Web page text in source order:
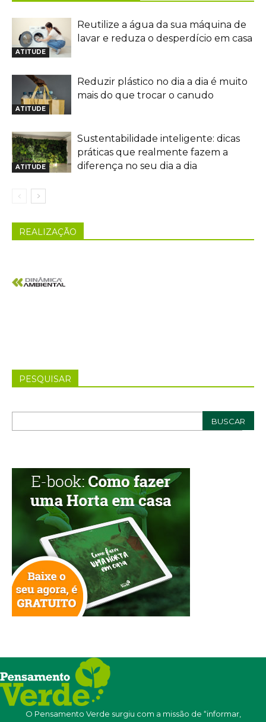
ATITUDE
Reutilize a água da sua máquina de
lavar e reduza o desperdício em casa
ATITUDE
Reduzir plástico no dia a dia é muito
mais do que trocar o canudo
ATITUDE
Sustentabilidade inteligente: dicas
práticas que realmente fazem a
diferença no seu dia a dia
REALIZAÇÃO
PESQUISAR
O Pensamento Verde surgiu com a missão de “informar,